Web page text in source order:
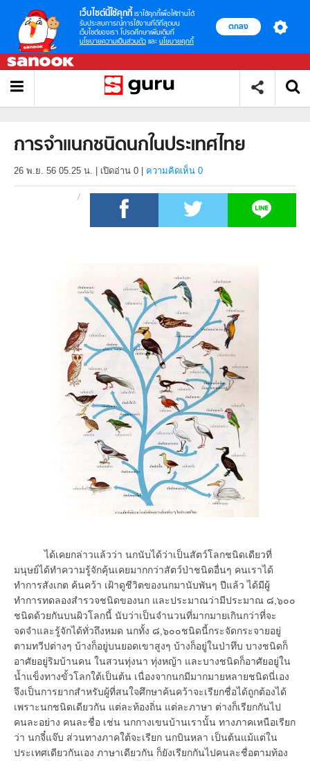
เว็บไซต์นี้ใช้คุกกี้ เราใช้คุกกี้เพื่อให้ท่านได้
รับประสบการณ์การใช้งานที่ดีที่สุดบน
เว็บไซต์ของเรา โปรดศึกษาเพิ่มเติมที่
นโยบายความเป็นส่วนตัว และ นโยบายคุกกี้
ตกลง
การจำแนกชนิดนกในประเทศไทย
26 พ.ย. 56 05.25 น. เปิดอ่าน 0 ความคิดเห็น 0
ได้เคยกล่าวแล้วว่า นกนับได้ว่าเป็นสัตว์โลกชนิดเดียวที่
มนุษย์ได้ทำความรู้จักคุ้นเคยมากกว่าสัตว์ป่าชนิดอื่นๆ คนเราได้
ทำการสังเกต ค้นคว้า เฝ้าดูชีวิตของนกมานับพันๆ ปีแล้ว ได้มีผู้
ทำการทดลองสำรวจชนิดของนก และประมาณว่ามีประมาณ ๘,๖๐๐
ชนิดด้วยกันบนผิวโลกนี้ นับว่าเป็นจำนวนที่มากมายเกินกว่าที่จะ
จดจำและรู้จักได้ทั่วถึงหมด นกทั้ง ๘,๖๐๐ชนิดนี้กระจัดกระจายอยู่
ตามทวีปต่างๆ บ้างก็อยู่บนยอดเขาสูงๆ บ้างก็อยู่ในป่าทึบ บางชนิดก็
อาศัยอยู่ริมบ้านคน ในสวนทุ่งนา ทุ่งหญ้า และบางชนิดก็อาศัยอยู่ใน
น้ำแข็งทางขั้วโลกใต้เป็นต้น เนื่องจากนกมีมากมายหลายชนิดนี่เอง
จึงเป็นการยากสำหรับผู้ที่สนใจศึกษาค้นคว้าจะเรียกชื่อได้ถูกต้องได้
เพราะนกชนิดเดียวกัน แต่ละท้องถิ่น แต่ละภาษา ต่างก็เรียกกันไป
คนละอย่าง คนละชื่อ เช่น นกกางเขนบ้านเรานั้น ทางภาคเหนือเรียก
ว่า นกจี๋แจ๊บ ส่วนทางภาคใต้จะเรียก นกบินหลา เป็นต้นแม้แต่ใน
ประเทศเดียวกันเอง ภาษาเดียวกัน ก็ยังเรียกกันไปคนละชื่อตามท้อง